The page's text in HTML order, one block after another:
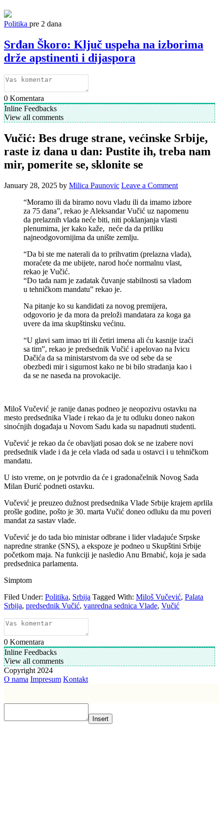
Politika pre 2 dana
Srđan Škoro: Ključ uspeha na izborima
drže apstinenti i dijaspora
0 Komentara
Inline Feedbacks
View all comments
Vučić: Bes druge strane, većinske Srbije,
raste iz dana u dan: Pustite ih, treba nam
mir, pomerite se, sklonite se
January 28, 2025 by Milica Paunovic Leave a Comment
“Moramo ili da biramo novu vladu ili da imamo izbore
za 75 dana”, rekao je Aleksandar Vučić uz napomenu
da prelaznih vlada neće biti, niti poklanjanja vlasti
plenumima, jer kako kaže, neće da da priliku
najneodgovornijima da unište zemlju.
“Da bi ste me naterali da to prihvatim (prelazna vlada),
moraćete da me ubijete, narod hoće normalnu vlast,
rekao je Vučić.
“Do tada nam je zadatak čuvanje stabilnosti sa vladom
u tehničkom mandatu” rekao je.
Na pitanje ko su kandidati za novog premijera,
odgovorio je da mora da preloži mandatara za koga ga
uvere da ima skupštinsku većinu.
“U glavi sam imao tri ili četiri imena ali ću kasnije izaći
sa tim”, rekao je predsednik Vučić i apelovao na Ivicu
Dačića da sa ministarstvom da sve od sebe da se
obezbedi mir i sigurnost kako ne bi bilo stradanja kao i
da se ne naseda na provokacije.
Miloš Vučević je ranije danas podneo je neopozivu ostavku na
mesto predsednika Vlade i rekao da je tu odluku doneo nakon
sinoćnjih događaja u Novom Sadu kada su napadnuti studenti.
Vučević je rekao da će obavljati posao dok se ne izabere novi
predsednik vlade i da je cela vlada od sada u ostavci i u tehničkom
mandatu.
U isto vreme, on je potvrdio da će i gradonačelnik Novog Sada
Milan Đurić podneti ostavku.
Vučević je preuzeo dužnost predsednika Vlade Srbije krajem aprlila
prošle godine, pošto je 30. marta Vučić doneo odluku da mu poveri
mandat za sastav vlade.
Vučević je do tada bio ministar odbrane i lider vladajuće Srpske
napredne stranke (SNS), a ekspoze je podneo u Skupštini Srbije
početkom maja. Na funkciji je nasledio Anu Brnabić, koja je sada
predsednica parlamenta.
Simptom
Filed Under: Politika, Srbija Tagged With: Miloš Vučević, Palata
Srbija, predsednik Vučić, vanredna sednica Vlade, Vučić
0 Komentara
Inline Feedbacks
View all comments
Copyright 2024
O nama Impresum Kontakt
Insert